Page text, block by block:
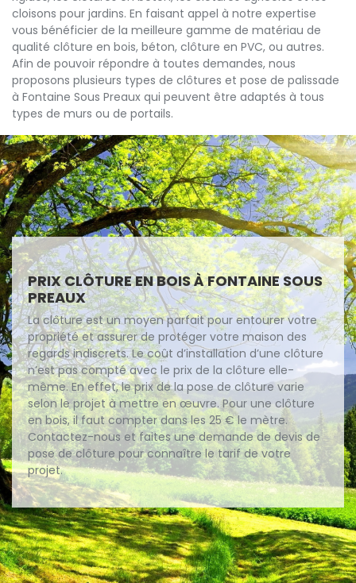
cloisons pour jardins. En faisant appel à notre expertise
vous bénéficier de la meilleure gamme de matériau de
qualité clôture en bois, béton, clôture en PVC, ou autres.
Afin de pouvoir répondre à toutes demandes, nous
proposons plusieurs types de clôtures et pose de palissade
à Fontaine Sous Preaux qui peuvent être adaptés à tous
types de murs ou de portails.
PRIX CLÔTURE EN BOIS À FONTAINE SOUS
PREAUX
La clôture est un moyen parfait pour entourer votre
propriété et assurer de protéger votre maison des
regards indiscrets. Le coût d’installation d’une clôture
n’est pas compté avec le prix de la clôture elle-
même. En effet, le prix de la pose de clôture varie
selon le projet à mettre en œuvre. Pour une clôture
en bois, il faut compter dans les 25 € le mètre.
Contactez-nous et faites une demande de devis de
pose de clôture pour connaître le tarif de votre
projet.